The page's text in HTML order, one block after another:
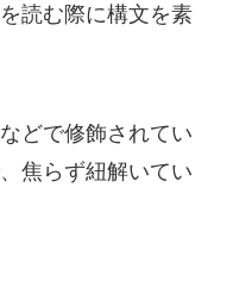
読む際に構文を素
どで修飾されてい
焦らず紐解いてい